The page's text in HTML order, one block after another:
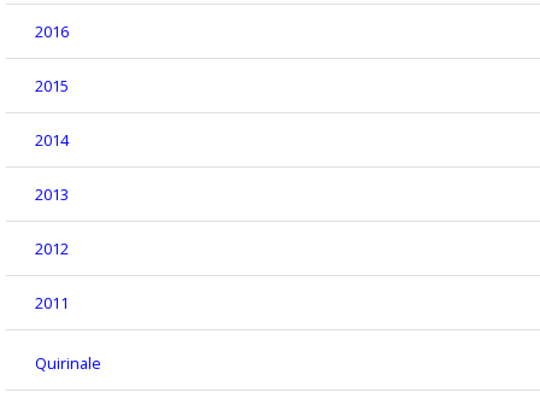
2016
2015
2014
2013
2012
2011
Quirinale